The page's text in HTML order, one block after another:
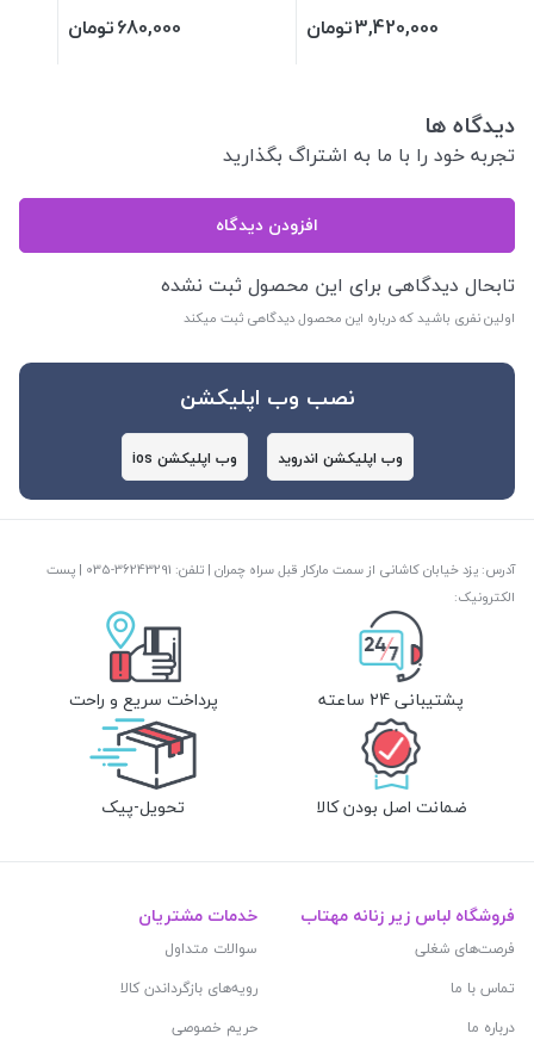
3,420,000تومان 680,000تومان
دیدگاه ها
تجربه خود را با ما به اشتراگ بگذارید
افزودن دیدگاه
تابحال دیدگاهی برای این محصول ثبت نشده
اولین نفری باشید که درباره این محصول دیدگاهی ثبت میکند
نصب وب اپلیکشن
وب اپلیکشن اندروید وب اپلیکشن ios
آدرس: یزد خیابان کاشانی از سمت مارکار قبل سراه چمران | تلفن: ‎035-36243291 | پست
الکترونیک:
پشتیبانی 24 ساعته پرداخت سریع و راحت
ضمانت اصل بودن کالا تحویل-پیک
فروشگاه لباس زیر زنانه مهتاب
فرصت‌های شغلی
تماس با ما
درباره ما
خدمات مشتریان
سوالات متداول
رویه‌های بازگرداندن کالا
حریم خصوصی